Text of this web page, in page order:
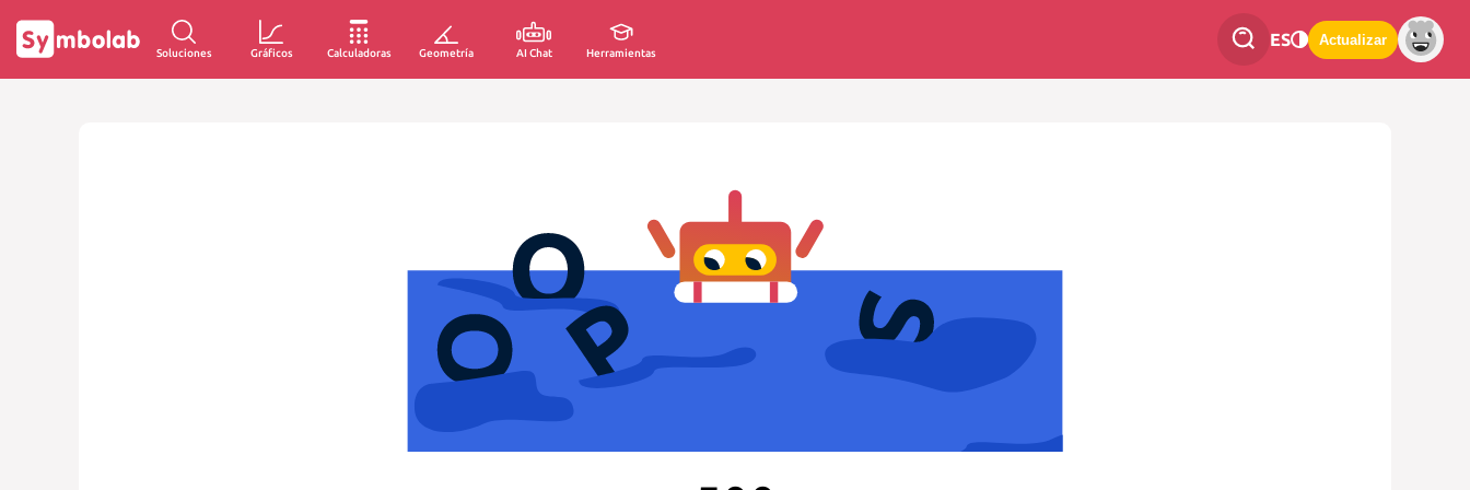
Soluciones Gráficos Calculadoras Geometría AI Chat Herramientas
ES Actualizar